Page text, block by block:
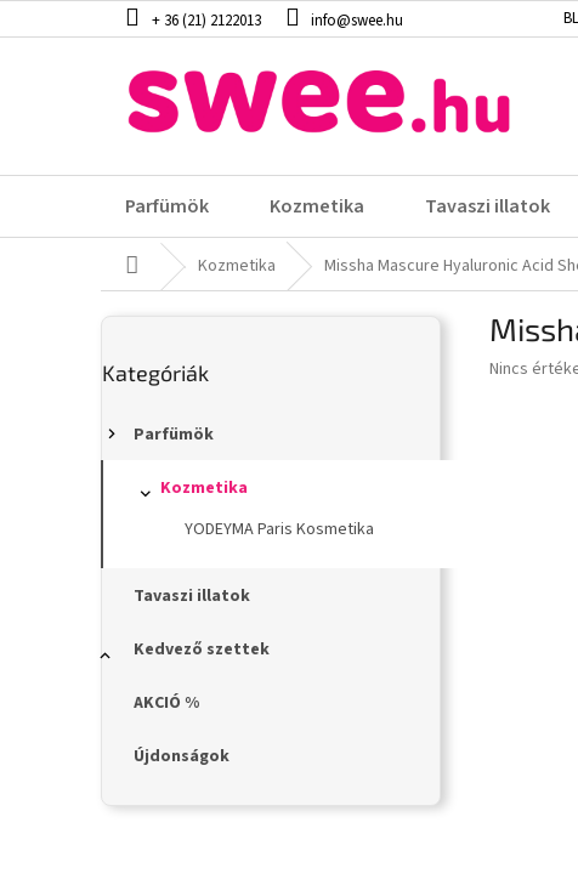
a
+ 36 (21) 2122013 info@swee.hu
Parfümök Kozmetika Tavaszi illatok
KezdőlapKozmetika Missha Mascure Hyaluronic Acid
l
a
s
ó
e
átugrása
Kategóriák
Parfümök
Kozmetika
YODEYMA Paris Kosmetika
Tavaszi illatok
Kedvező szettek
AKCIÓ %
Újdonságok
A
Nincs